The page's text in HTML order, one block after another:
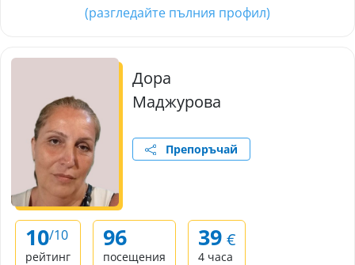
(разгледайте пълния профил)
Дора
Маджурова
Препоръчай
10/10
рейтинг
96
посещения
39 €
4 часа